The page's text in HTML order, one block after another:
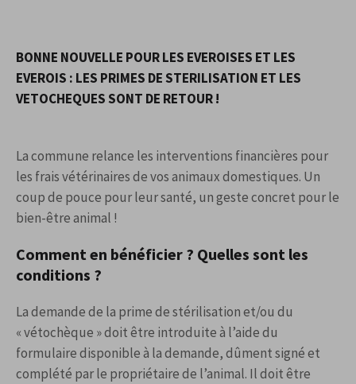
BONNE NOUVELLE POUR LES EVEROISES ET LES
EVEROIS : LES PRIMES DE STERILISATION ET LES
VETOCHEQUES SONT DE RETOUR !
La commune relance les interventions financières pour
les frais vétérinaires de vos animaux domestiques. Un
coup de pouce pour leur santé, un geste concret pour le
bien-être animal !
Comment en bénéficier ? Quelles sont les
conditions ?
La demande de la prime de stérilisation et/ou du
« vétochèque » doit être introduite à l’aide du
formulaire disponible à la demande, dûment signé et
complété par le propriétaire de l’animal. Il doit être